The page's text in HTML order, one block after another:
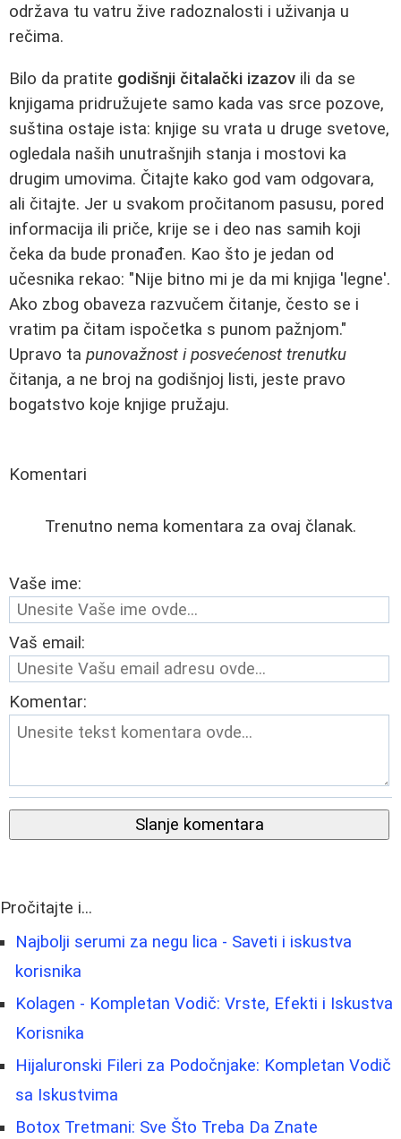
održava tu vatru žive radoznalosti i uživanja u
rečima.
Bilo da pratite godišnji čitalački izazov ili da se
knjigama pridružujete samo kada vas srce pozove,
suština ostaje ista: knjige su vrata u druge svetove,
ogledala naših unutrašnjih stanja i mostovi ka
drugim umovima. Čitajte kako god vam odgovara,
ali čitajte. Jer u svakom pročitanom pasusu, pored
informacija ili priče, krije se i deo nas samih koji
čeka da bude pronađen. Kao što je jedan od
učesnika rekao: "Nije bitno mi je da mi knjiga 'legne'.
Ako zbog obaveza razvučem čitanje, često se i
vratim pa čitam ispočetka s punom pažnjom."
Upravo ta punovažnost i posvećenost trenutku
čitanja, a ne broj na godišnjoj listi, jeste pravo
bogatstvo koje knjige pružaju.
Komentari
Trenutno nema komentara za ovaj članak.
Vaše ime:
Vaš email:
Komentar:
Slanje komentara
Pročitajte i...
Najbolji serumi za negu lica - Saveti i iskustva
korisnika
Kolagen - Kompletan Vodič: Vrste, Efekti i Iskustva
Korisnika
Hijaluronski Fileri za Podočnjake: Kompletan Vodič
sa Iskustvima
Botox Tretmani: Sve Što Treba Da Znate